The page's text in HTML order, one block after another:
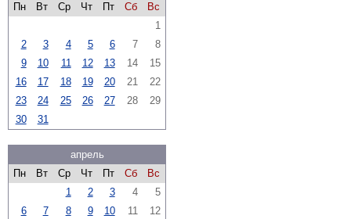
Пн
Вт Ср Чт Пт Сб
Вс
1
2
3 4 5 6 7
8
9
10 11 12 13 14
15
16
17 18 19 20 21
22
23
24 25 26 27 28
29
30
31
апрель
Пн
Вт Ср Чт Пт Сб
Вс
1
2 3 4
5
6
7 8 9 10 11
12